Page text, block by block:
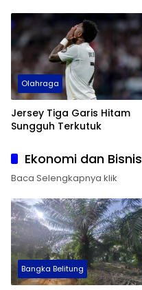
Olahraga
Jersey Tiga Garis Hitam
Sungguh Terkutuk
Ekonomi dan Bisnis
Baca Selengkapnya klik
Bangka Belitung